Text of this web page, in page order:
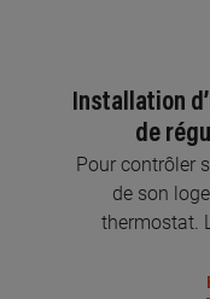
Installation
de
Pour contrôler
de son
thermostat.